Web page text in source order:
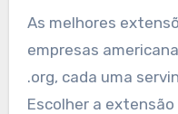
As melhores
empresas
.org, cada uma
Escolher a